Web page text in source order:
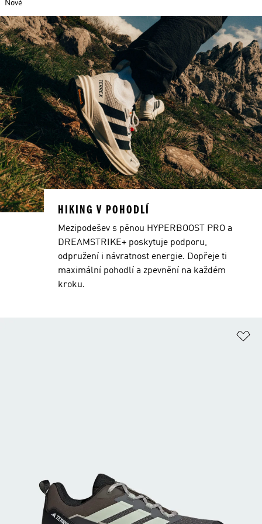
Nové
HIKING V POHODLÍ
Mezipodešev s pěnou HYPERBOOST PRO a
DREAMSTRIKE+ poskytuje podporu,
odpružení i návratnost energie. Dopřeje ti
maximální pohodlí a zpevnění na každém
kroku.